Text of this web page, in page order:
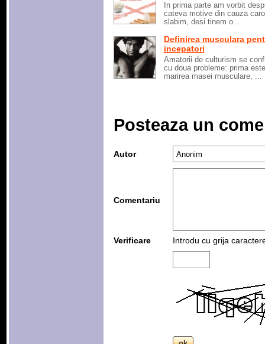
In prima parte am vorbit
cateva motive din cauza
slabim, desi tinem o ...
Definirea musculara
incepatori
Amatorii de culturism se
cu doua probleme: prima este
marirea masei musculare, ...
Posteaza un
Autor
Comentariu
Verificare Introdu cu grija